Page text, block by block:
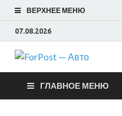
ВЕРХНЕЕ МЕНЮ
07.08.2026
ГЛАВНОЕ МЕНЮ